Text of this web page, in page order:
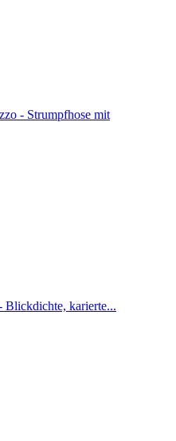
- Strumpfhose mit
Blickdichte, karierte...